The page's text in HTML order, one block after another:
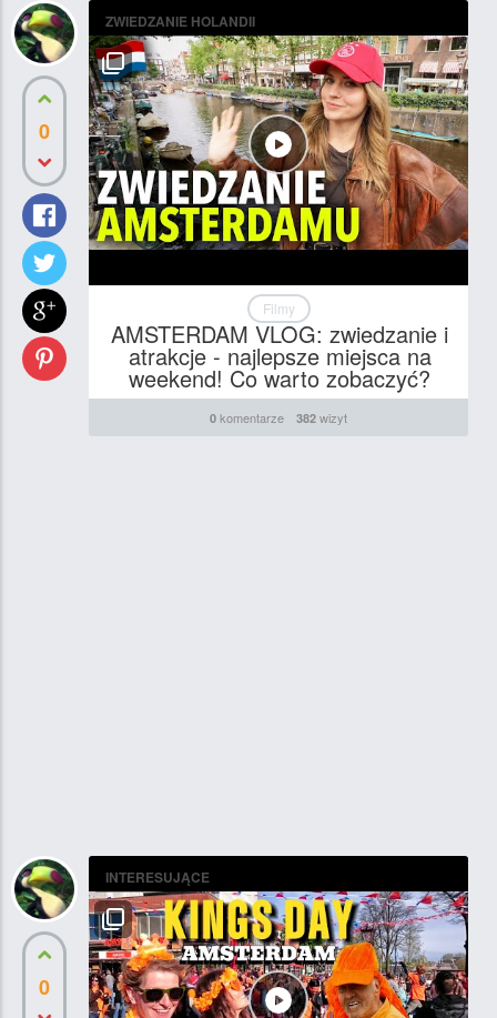
0
ZWIEDZANIE HOLANDII
Filmy
AMSTERDAM VLOG: zwiedzanie i
atrakcje - najlepsze miejsca na
weekend! Co warto zobaczyć?
0 komentarze 382 wizyt
0
INTERESUJĄCE